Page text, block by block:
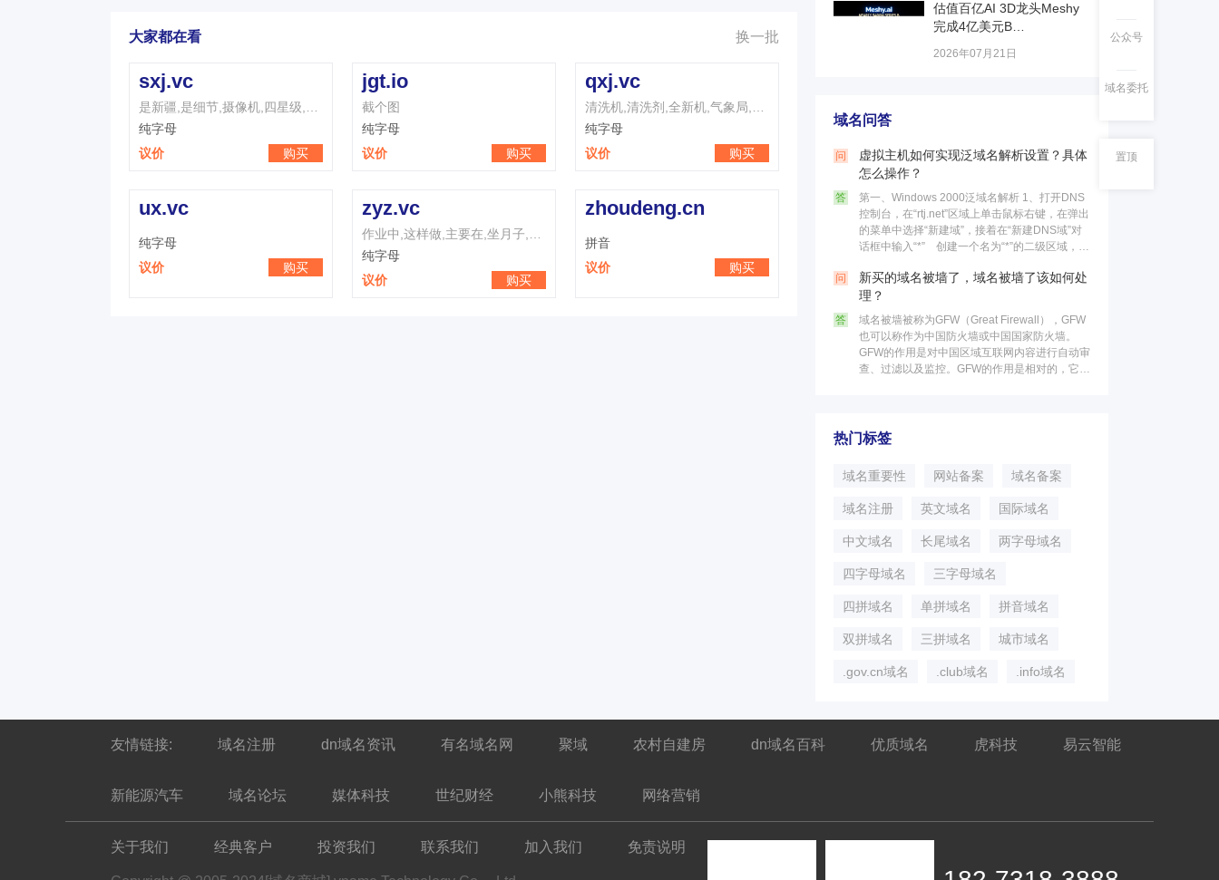
大家都在看 换一批
sxj.vc
纯字母
议价
购买
jgt.io
截个图
纯字母
议价
购买
qxj.vc
纯字母
议价
购买
ux.vc
纯字母
议价
购买
zyz.vc
纯字母
议价
购买
zhoudeng.cn
拼音
议价
购买
估值百亿AI 3D龙头Meshy
完成4亿美元B…
2026年07月21日
域名问答
问
虚拟主机如何实现泛域名解析设置？具体
怎么操作？
答
第一、Windows 2000泛域名解析 1、打开DNS
控制台，在“rtj.net”区域上单击鼠标右键，在弹出
的菜单中选择“新建域”，接着在“新建DNS域”对
话框中输入“*” 创建一个名为“*”的二级区域，最
问
新买的域名被墙了，域名被墙了该如何处
理？
答
域名被墙被称为GFW（Great Firewall），GFW
也可以称作为中国防火墙或中国国家防火墙。
GFW的作用是对中国区域互联网内容进行自动审
查、过滤以及监控。GFW的作用是相对的，它不
热门标签
域名重要性 网站备案 域名备案
域名注册 英文域名 国际域名
中文域名 长尾域名 两字母域名
四字母域名 三字母域名
四拼域名 单拼域名 拼音域名
双拼域名 三拼域名 城市域名
.gov.cn域名 .club域名 .info域名
公众号
域名委托
置顶
友情链接: 域名注册 dn域名资讯 有名域名网 聚域 农村自建房 dn域名百科 优质域名 虎科技 易云智能
新能源汽车 域名论坛 媒体科技 世纪财经 小熊科技 网络营销
关于我们 经典客户 投资我们 联系我们 加入我们 免责说明